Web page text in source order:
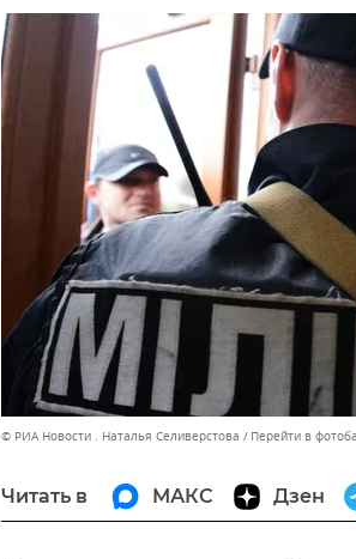
© РИА Новости . Наталья Селиверстова Перейти в
Читать в МАКС Дзен